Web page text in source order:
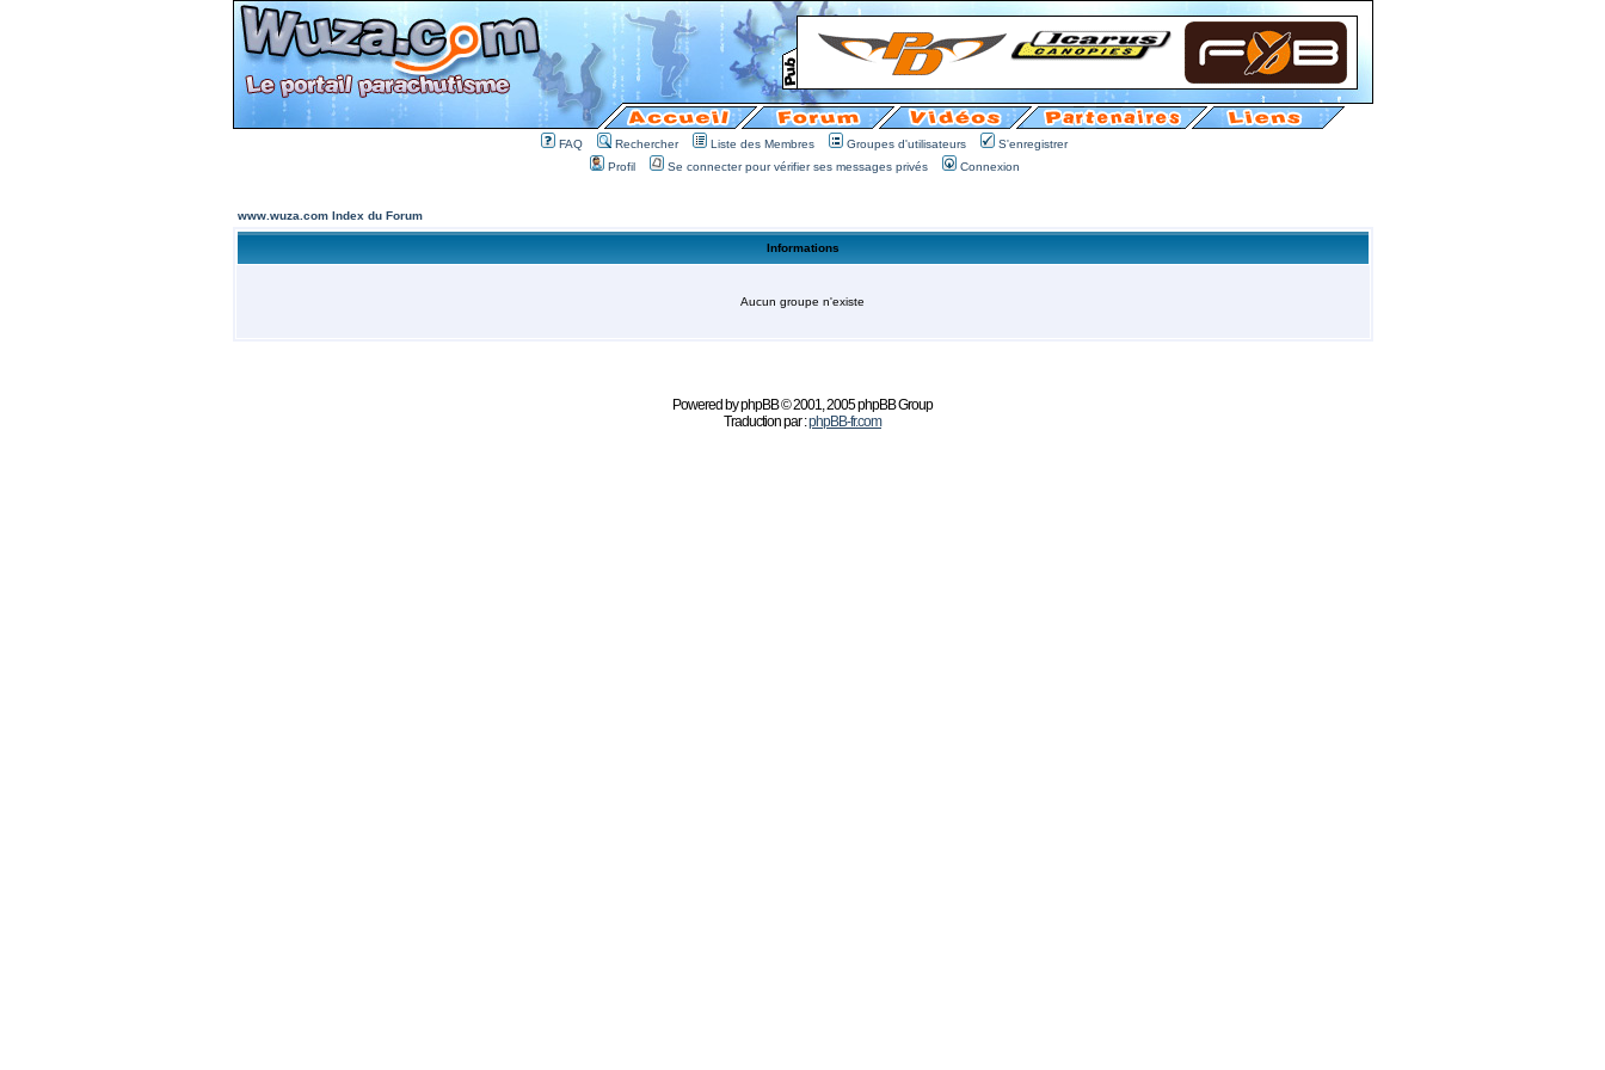
FAQ Rechercher Liste des Membres Groupes d'utilisateurs
S'enregistrer
Profil
Se connecter pour vérifier ses messages privés Connexion
www.wuza.com Index du Forum
Informations
Aucun groupe n'existe
Powered byphpBB© 2001, 2005 phpBB Group
Traduction par :phpBB-fr.com